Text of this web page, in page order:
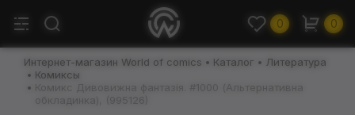
0 0
Интернет-магазин World of comics Каталог
Литература
Комиксы
Комикс Дивовижна фантазія. #1000 (Альтернативна
обкладинка), (995126)